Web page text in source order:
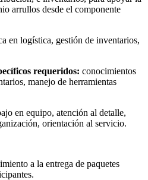
arrullos desde el componente
en logística, gestión de inventarios,
requeridos: conocimientos
manejo de herramientas
en equipo, atención al detalle,
orientación al servicio.
a la entrega de paquetes